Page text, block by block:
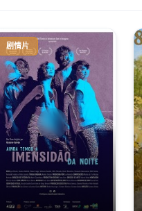
剧情片